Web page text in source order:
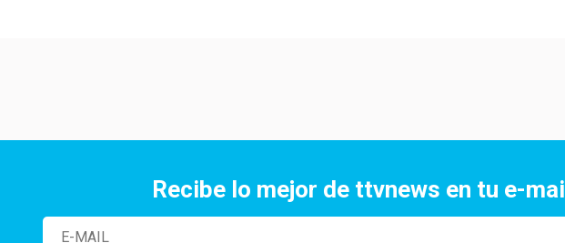
Recibe lo mejor de ttvnews en tu e-